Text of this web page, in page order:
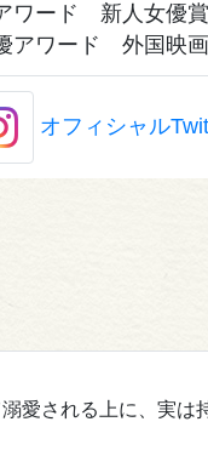
ワード 新人女優
アワード 外国映
オフィシャル
愛される上に、実